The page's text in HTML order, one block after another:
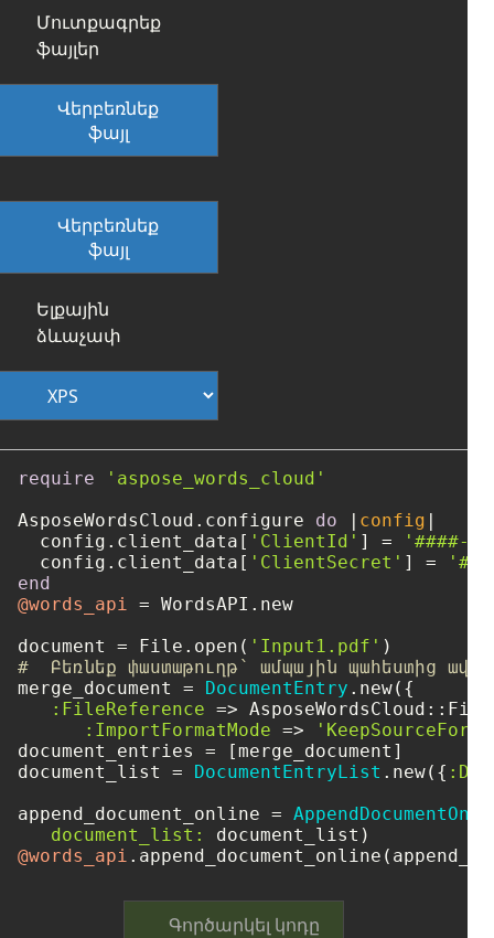
Մուտքագրեք
ֆայլեր
Վերբեռնեք
ֆայլ
Վերբեռնեք
ֆայլ
Ելքային
ձևաչափ
require
'aspose_words_cloud'
AsposeWordsCloud.configure do | config |
  config.client_data[
'ClientId' ] =
'####-
  config.client_data[
'ClientSecret' ] =
end
@words_api = WordsAPI.new
document = File.open( 'Input1.pdf'
#  Բեռնեք փաստաթուղթ՝ ամպային պահեստից
merge_document = DocumentEntry .new({
:FileReference =>
:ImportFormatMode =>
document_entries = [merge_document]
document_list = DocumentEntryList .new({
append_document_online =
document_list:
@words_api
Գործարկել կոդը